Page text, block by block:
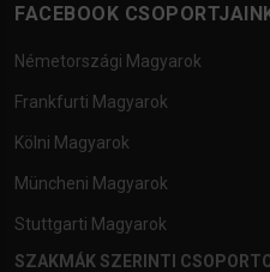
FACEBOOK
Németországi Magyarok
Frankfurti Magyarok
Kölni Magyarok
Müncheni Magyarok
Stuttgarti Magyarok
SZAKMÁK SZERINTI